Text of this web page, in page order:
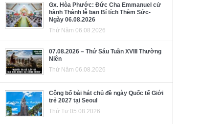
Gx. Hòa Phước: Đức Cha Emmanuel cử
hành Thánh lễ ban Bí tích Thêm Sức-
Ngày 06.08.2026
Thứ Năm 06.08.2026
07.08.2026 – Thứ Sáu Tuần XVIII Thường
Niên
Thứ Năm 06.08.2026
Công bố bài hát chủ đề ngày Quốc tế Giới
trẻ 2027 tại Seoul
Thứ Tư 05.08.2026